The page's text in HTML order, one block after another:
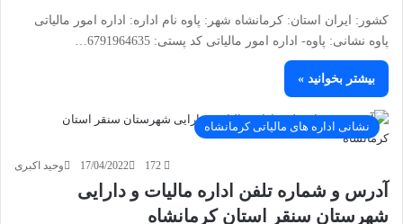
کشور: ایران استان: کرمانشاه شهر: پاوه نام اداره: اداره امور مالیاتی
پاوه نشانی: پاوه- اداره امور مالیاتی کد پستی: 6791964635…
بیشتر بخوانید »
نشانی اداره های مالیاتی کرمانشاه
وحید اکبری 17/04/2022
آدرس و شماره تلفن اداره مالیات و دارایی
شهرستان سنقر استان کرمانشاه